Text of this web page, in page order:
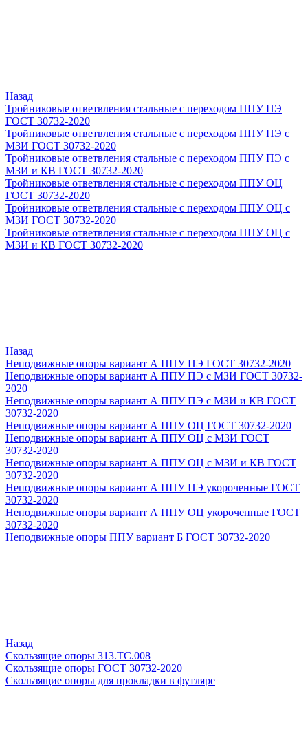
Назад
Тройниковые ответвления стальные с переходом ППУ ПЭ
ГОСТ 30732-2020
Тройниковые ответвления стальные с переходом ППУ ПЭ с
МЗИ ГОСТ 30732-2020
Тройниковые ответвления стальные с переходом ППУ ПЭ с
МЗИ и КВ ГОСТ 30732-2020
Тройниковые ответвления стальные с переходом ППУ ОЦ
ГОСТ 30732-2020
Тройниковые ответвления стальные с переходом ППУ ОЦ с
МЗИ ГОСТ 30732-2020
Тройниковые ответвления стальные с переходом ППУ ОЦ с
МЗИ и КВ ГОСТ 30732-2020
Назад
Неподвижные опоры вариант А ППУ ПЭ ГОСТ 30732-2020
Неподвижные опоры вариант А ППУ ПЭ с МЗИ ГОСТ 30732-
2020
Неподвижные опоры вариант А ППУ ПЭ с МЗИ и КВ ГОСТ
30732-2020
Неподвижные опоры вариант А ППУ ОЦ ГОСТ 30732-2020
Неподвижные опоры вариант А ППУ ОЦ с МЗИ ГОСТ
30732-2020
Неподвижные опоры вариант А ППУ ОЦ с МЗИ и КВ ГОСТ
30732-2020
Неподвижные опоры вариант А ППУ ПЭ укороченные ГОСТ
30732-2020
Неподвижные опоры вариант А ППУ ОЦ укороченные ГОСТ
30732-2020
Неподвижные опоры ППУ вариант Б ГОСТ 30732-2020
Назад
Скользящие опоры 313.ТС.008
Скользящие опоры ГОСТ 30732-2020
Скользящие опоры для прокладки в футляре